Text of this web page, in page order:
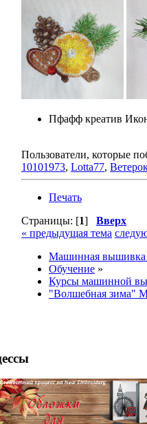
Пфафф креатив
Пользователи, которые
10101973, Lotta77,
Печать
Страницы: [1] Вверх
« предыдущая тема
Машинная вышивка
Обучение »
Курсы машинной
"Волшебная зима"